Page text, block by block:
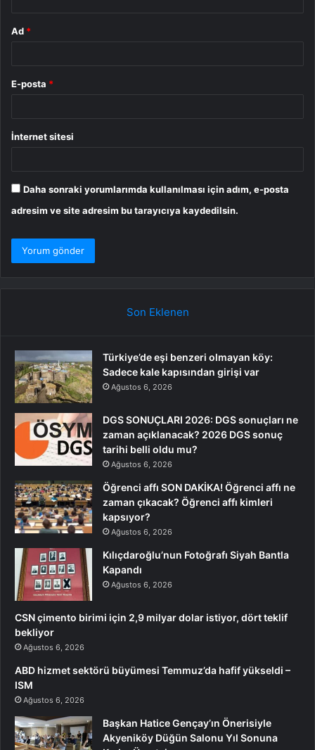
Ad *
E-posta *
İnternet sitesi
Daha sonraki yorumlarımda kullanılması için adım, e-posta
adresim ve site adresim bu tarayıcıya kaydedilsin.
Son Eklenen
Türkiye’de eşi benzeri olmayan köy:
Sadece kale kapısından girişi var
Ağustos 6, 2026
DGS SONUÇLARI 2026: DGS sonuçları ne
zaman açıklanacak? 2026 DGS sonuç
tarihi belli oldu mu?
Ağustos 6, 2026
Öğrenci affı SON DAKİKA! Öğrenci affı ne
zaman çıkacak? Öğrenci affı kimleri
kapsıyor?
Ağustos 6, 2026
Kılıçdaroğlu’nun Fotoğrafı Siyah Bantla
Kapandı
Ağustos 6, 2026
CSN çimento birimi için 2,9 milyar dolar istiyor, dört teklif
bekliyor
Ağustos 6, 2026
ABD hizmet sektörü büyümesi Temmuz’da hafif yükseldi –
ISM
Ağustos 6, 2026
Başkan Hatice Gençay’ın Önerisiyle
Akyeniköy Düğün Salonu Yıl Sonuna